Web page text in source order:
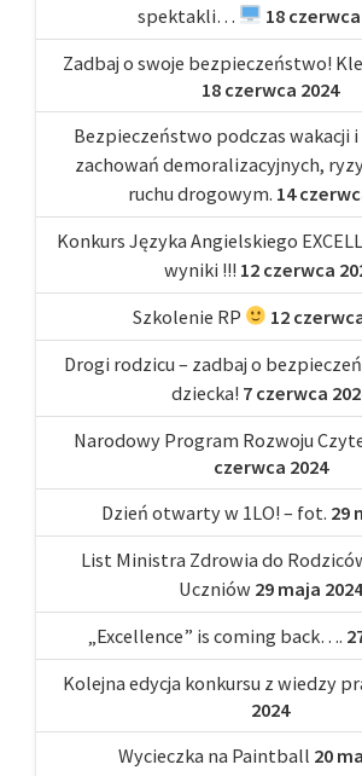
spektakli…
18
Zadbaj o swoje bezpieczeństwo!
18 czerwca 2024
Bezpieczeństwo podczas wakacji
zachowań demoralizacyjnych,
ruchu drogowym. 14
Konkurs Języka Angielskiego
wyniki !!! 12 czerwca
Szkolenie RP
12
Drogi rodzicu – zadbaj o
dziecka! 7 czerwca
Narodowy Program Rozwoju
czerwca 2024
Dzień otwarty w 1LO! – fot. 29
List Ministra Zdrowia do
Uczniów 29 maja 2024
„Excellence” is coming back….
Kolejna edycja konkursu z wiedzy
2024
Wycieczka na Paintball 20